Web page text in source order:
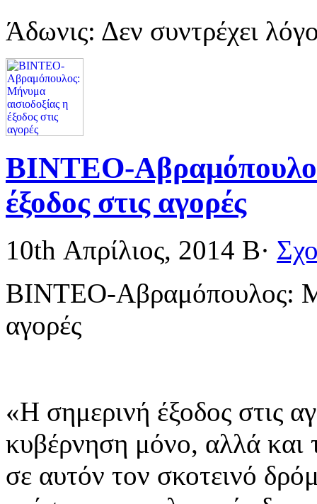
Άδωνις: Δεν συντρέχει
ΒΙΝΤΕΟ-
έξοδος στις αγορές
10th Απρίλιος, 2014 Β·
ΒΙΝΤΕΟ-Αβραμόπουλος:
αγορές
«Η σημερινή έξοδος στις
κυβέρνηση μόνο, αλλά και
σε αυτόν τον σκοτεινό